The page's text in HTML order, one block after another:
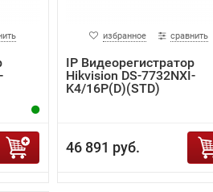
избранное сравнить
IP Видеорегистратор
Hikvision DS-7732NXI-
K4/16P(D)(STD)
46 891 руб.